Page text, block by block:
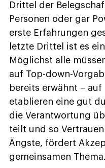
Drittel der
Personen oder gar
erste Erfahrungen
letzte Drittel ist es
Möglichst alle
auf Top-down-
bereits erwähnt –
etablieren eine gut
die Verantwortung
teilt und so
Ängste, fördert
gemeinsamen Thema.